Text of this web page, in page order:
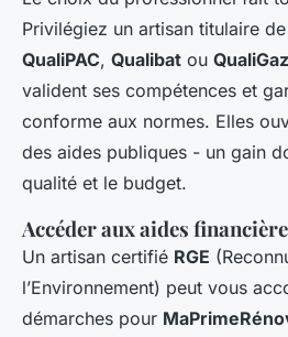
Privilégiez un artisan titulaire
QualiPAC, Qualibat ou QualiGaz
valident ses compétences et
conforme aux normes. Elles
des aides publiques - un gain
qualité et le budget.
Accéder aux aides
Un artisan certifié RGE
l’Environnement) peut vous
démarches pour